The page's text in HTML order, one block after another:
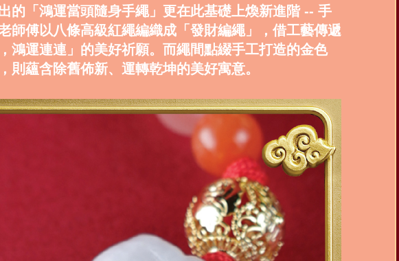
的「鴻運當頭隨身手繩」更在此基礎上煥新進階 -- 手
師傅以八條高級紅繩編織成「發財編繩」，借工藝傳遞
，鴻運連連」的美好祈願。而繩間點綴手工打造的金色
則蘊含除舊佈新、運轉乾坤的美好寓意。